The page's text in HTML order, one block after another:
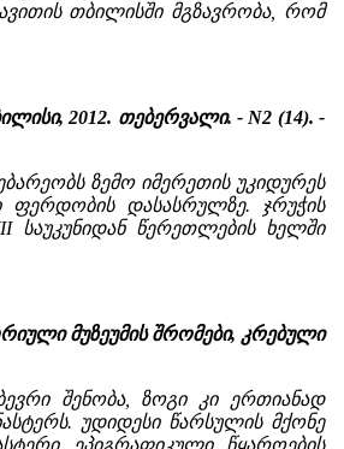
თბილისში მგზავრობა, რომ
2012. თებერვალი. - N2 (14). -
ზემო იმერეთის უკიდურეს
ფერდობის დასასრულზე. ჯრუჭის
საუკუნიდან წერეთლების ხელში
მუზეუმის შრომები, კრებული
შენობა, ზოგი კი ერთიანად
უდიდესი წარსულის მქონე
ეპიგრაფიკული წყაროების